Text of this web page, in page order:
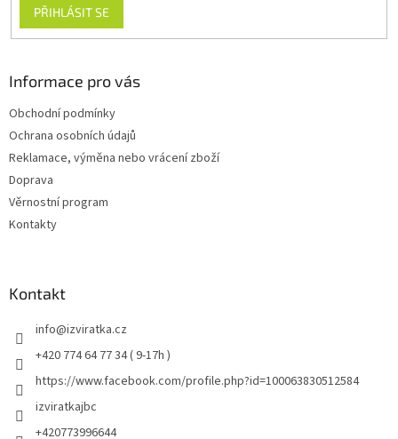
PŘIHLÁSIT SE
Informace pro vás
Obchodní podmínky
Ochrana osobních údajů
Reklamace, výměna nebo vrácení zboží
Doprava
Věrnostní program
Kontakty
Kontakt
info@izviratka.cz
+420 774 64 77 34 ( 9-17h )
https://www.facebook.com/profile.php?id=100063830512584
izviratkajbc
+420773996644